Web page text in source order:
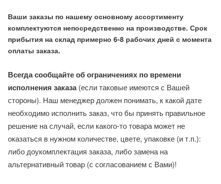
Ваши заказы по нашему основному ассортименту
комплектуются непосредственно на производстве. Срок
прибытия на склад примерно 6-8 рабочих дней с момента
оплаты заказа.
Всегда сообщайте об ограничениях по времени
исполнения заказа(если таковые имеются с Вашей
стороны). Наш менеджер должен понимать, к какой дате
необходимо исполнить заказ, что бы принять правильное
решение на случай, если какого-то товара может не
оказаться в нужном количестве, цвете, упаковке (и т.п.):
либо доукомплектация заказа, либо замена на
альтернативный товар (с согласованием с Вами)!